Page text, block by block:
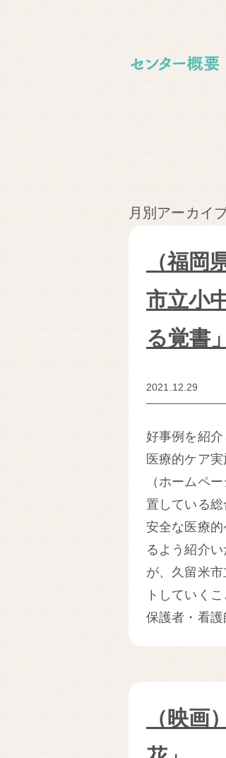
月別アーカイ
（福岡
市立小
る覚書
2021.12.29
好事例を紹
医療的ケア
（ホームペ
置している
安全な医療
るよう紹介
が、久留米
トしていく
保護者・看
（映画